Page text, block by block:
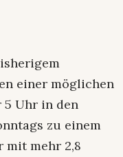
einer möglichen
5 Uhr in den
zu einem
mit mehr 2,8